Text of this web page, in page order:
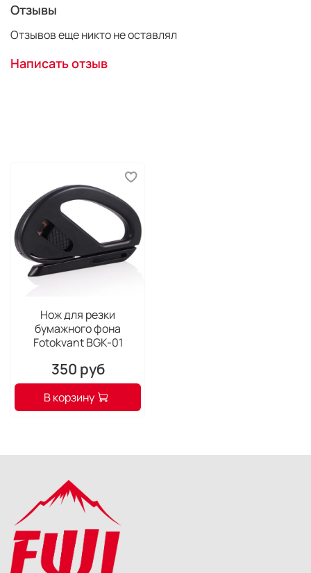
Отзывы
Отзывов еще никто не оставлял
Написать отзыв
Нож для резки
бумажного фона
Fotokvant BGK-01
350 руб
В корзину